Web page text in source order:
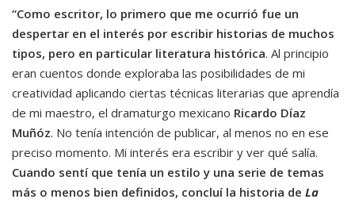
“Como escritor, lo primero que me ocurrió fue un
despertar en el interés por escribir historias de muchos
tipos, pero en particular literatura histórica. Al principio
eran cuentos donde exploraba las posibilidades de mi
creatividad aplicando ciertas técnicas literarias que aprendía
de mi maestro, el dramaturgo mexicano Ricardo Díaz
Muñóz. No tenía intención de publicar, al menos no en ese
preciso momento. Mi interés era escribir y ver qué salía.
Cuando sentí que tenía un estilo y una serie de temas
más o menos bien definidos, concluí la historia de La